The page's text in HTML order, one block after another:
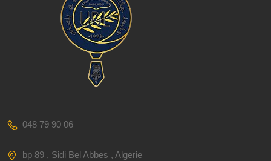
048 79 90 06
bp 89 , Sidi Bel Abbes , Algerie